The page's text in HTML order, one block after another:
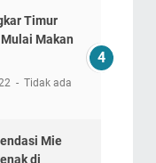
Timur
Makan
Tidak ada
Mie
di